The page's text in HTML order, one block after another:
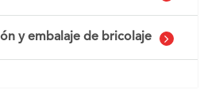
y embalaje de bricolaje